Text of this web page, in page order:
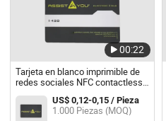
00:22
Tarjeta en blanco imprimible de
redes sociales NFC contactless
con chip RFID inteligente de
PETG PVC
Ntag213/Ntag215/Ntag216
US$ 0,12-0,15 / Pieza
1.000 Piezas (MOQ)